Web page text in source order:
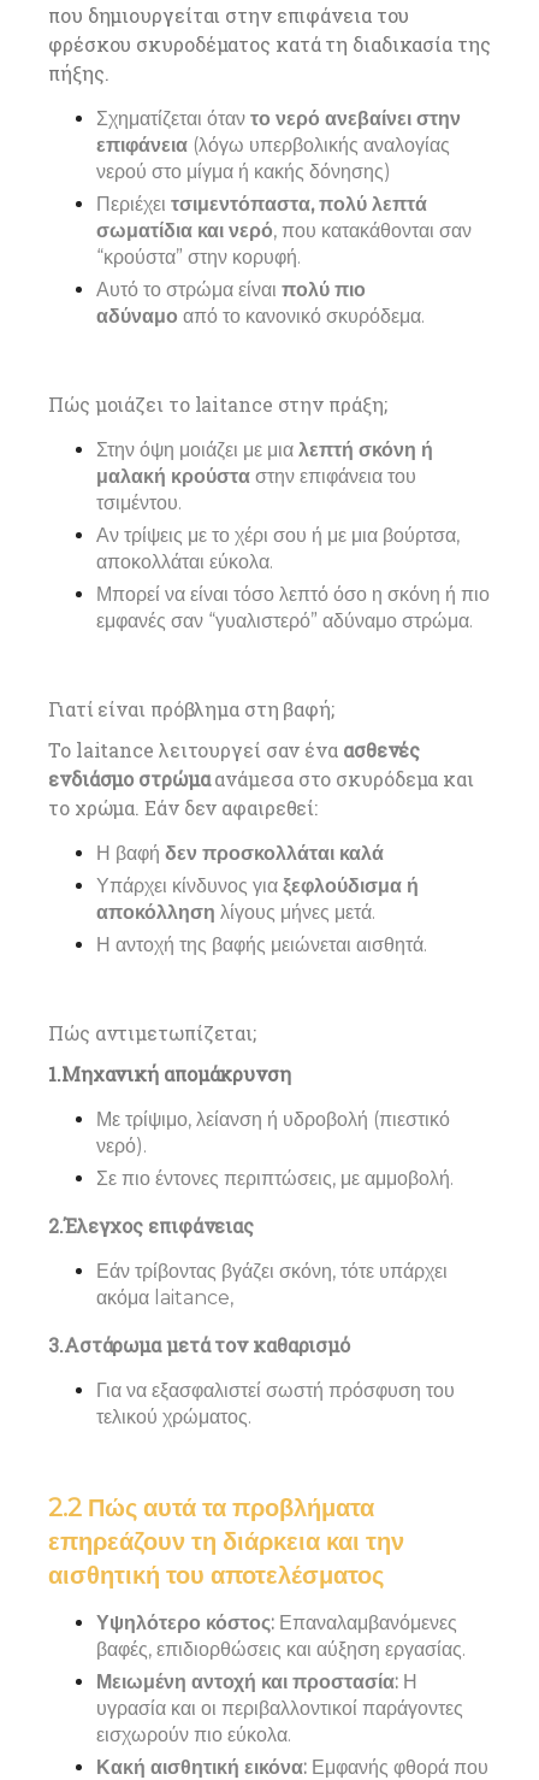
που δημιουργείται στην επιφάνεια του
φρέσκου σκυροδέματος κατά τη διαδικασία της
πήξης.
Σχηματίζεται όταν το νερό ανεβαίνει στην
επιφάνεια (λόγω υπερβολικής αναλογίας
νερού στο μίγμα ή κακής δόνησης)
Περιέχει τσιμεντόπαστα, πολύ λεπτά
σωματίδια και νερό, που κατακάθονται σαν
“κρούστα” στην κορυφή.
Αυτό το στρώμα είναι πολύ πιο
αδύναμο από το κανονικό σκυρόδεμα.
Πώς μοιάζει το laitance στην πράξη;
Στην όψη μοιάζει με μια λεπτή σκόνη ή
μαλακή κρούστα στην επιφάνεια του
τσιμέντου.
Αν τρίψεις με το χέρι σου ή με μια βούρτσα,
αποκολλάται εύκολα.
Μπορεί να είναι τόσο λεπτό όσο η σκόνη ή πιο
εμφανές σαν “γυαλιστερό” αδύναμο στρώμα.
Γιατί είναι πρόβλημα στη βαφή;
Το laitance λειτουργεί σαν ένα ασθενές
ενδιάσμο στρώμαανάμεσα στο σκυρόδεμα και
το χρώμα. Εάν δεν αφαιρεθεί:
Η βαφή δεν προσκολλάται καλά
Υπάρχει κίνδυνος για ξεφλούδισμα ή
αποκόλληση λίγους μήνες μετά.
Η αντοχή της βαφής μειώνεται αισθητά.
Πώς αντιμετωπίζεται;
1.Μηχανική απομάκρυνση
Με τρίψιμο, λείανση ή υδροβολή (πιεστικό
νερό).
Σε πιο έντονες περιπτώσεις, με αμμοβολή.
2.Έλεγχος επιφάνειας
Εάν τρίβοντας βγάζει σκόνη, τότε υπάρχει
ακόμα laitance,
3.Αστάρωμα μετά τον καθαρισμό
Για να εξασφαλιστεί σωστή πρόσφυση του
τελικού χρώματος.
2.2 Πώς αυτά τα προβλήματα
επηρεάζουν τη διάρκεια και την
αισθητική του αποτελέσματος
Υψηλότερο κόστος: Επαναλαμβανόμενες
βαφές, επιδιορθώσεις και αύξηση εργασίας.
Μειωμένη αντοχή και προστασία: Η
υγρασία και οι περιβαλλοντικοί παράγοντες
εισχωρούν πιο εύκολα.
Κακή αισθητική εικόνα: Εμφανής φθορά που